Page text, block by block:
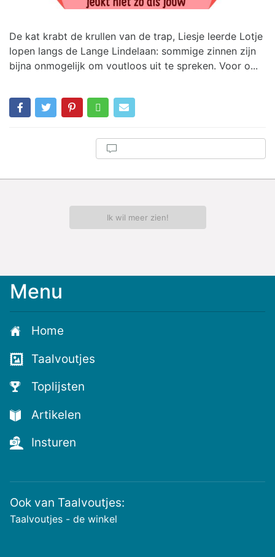
De kat krabt de krullen van de trap, Liesje leerde Lotje
lopen langs de Lange Lindelaan: sommige zinnen zijn
bijna onmogelijk om voutloos uit te spreken. Voor o...
Ik wil meer zien!
Menu
Home
Taalvoutjes
Toplijsten
Artikelen
Insturen
Ook van Taalvoutjes:
Taalvoutjes - de winkel